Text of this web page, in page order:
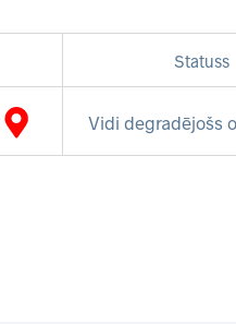
Statuss
Vidi degradējošs